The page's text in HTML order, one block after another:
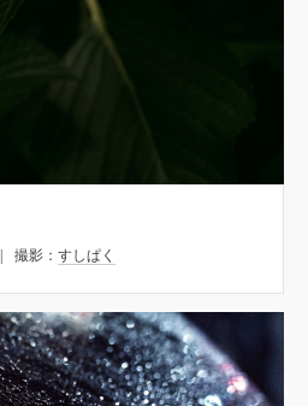
撮影： すしぱく